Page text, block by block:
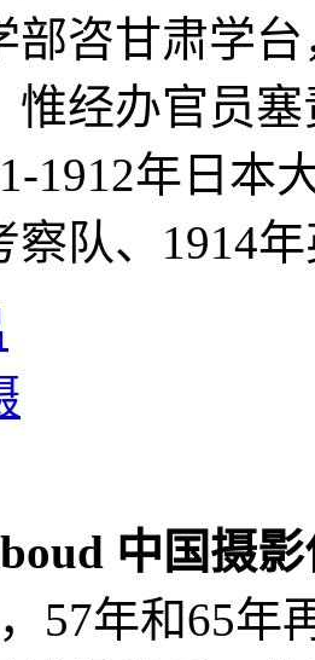
部咨甘肃学
惟经办官员
1912年日本
察队、1914
中国摄
57年和65年